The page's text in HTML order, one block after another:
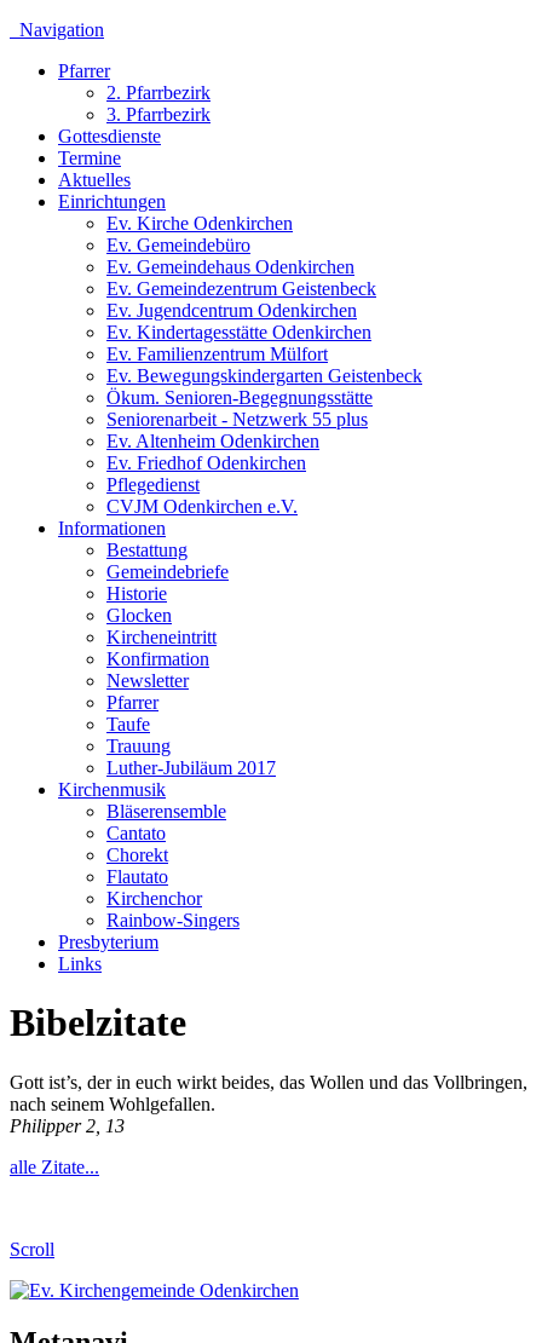
Navigation
Pfarrer
2. Pfarrbezirk
3. Pfarrbezirk
Gottesdienste
Termine
Aktuelles
Einrichtungen
Ev. Kirche Odenkirchen
Ev. Gemeindebüro
Ev. Gemeindehaus Odenkirchen
Ev. Gemeindezentrum Geistenbeck
Ev. Jugendcentrum Odenkirchen
Ev. Kindertagesstätte Odenkirchen
Ev. Familienzentrum Mülfort
Ev. Bewegungskindergarten Geistenbeck
Ökum. Senioren-Begegnungsstätte
Seniorenarbeit - Netzwerk 55 plus
Ev. Altenheim Odenkirchen
Ev. Friedhof Odenkirchen
Pflegedienst
CVJM Odenkirchen e.V.
Informationen
Bestattung
Gemeindebriefe
Historie
Glocken
Kircheneintritt
Konfirmation
Newsletter
Pfarrer
Taufe
Trauung
Luther-Jubiläum 2017
Kirchenmusik
Bläserensemble
Cantato
Chorekt
Flautato
Kirchenchor
Rainbow-Singers
Presbyterium
Links
Bibelzitate
Gott ist’s, der in euch wirkt beides, das Wollen und das Vollbringen,
nach seinem Wohlgefallen.
Philipper 2, 13
alle Zitate...
Scroll